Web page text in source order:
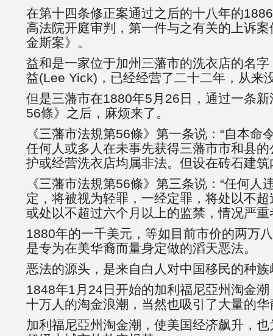
在第十四条修正案通过之后的十八年的
高法院开庭审判，第一件与之有关的上诉
金斯案》。
益和是一家位于加州三藩市的洗衣店的名
益(Lee Yick)，已经经营了二十二年，从来
但是三藩市在1880年5月26日，通过一条
56條》之后，麻烦来了。
《三藩市法規第56條》第一条说：“自本命
任何人或多人在未事先获得三藩市市和县
护或经营洗衣店均属非法。但设在砖石建筑
《三藩市法規第56條》第三条说：“任何人
定，将被视为轻罪，一经定罪，将处以不
或处以不超过六个月以上的监禁，情况严重
1880年的一千美元，等如目前市价的两万
是专为在美华裔而量身定做的滔天恶法。
恶法的源头，是来自白人对中国移民的种族
1848年1月24日开始的加利福尼亞州淘金
十万人的淘金浪潮，当然也吸引了大量的
加利福尼亞州淘金潮，使美国经济飙升，